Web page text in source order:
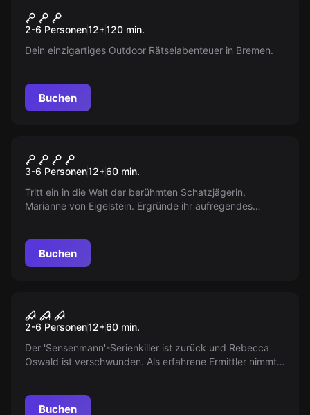
Neu
Outdoor Escape-Tour Bremen
„Viertel Nach“
2-6 Personen12+120 min.
Dein einzigartiges Outdoor Rätselabenteuer in Bremen.
Buchen
Geschichten einer
Schatzjägerin
3-6 Personen12+60 min.
Tritt ein in die Welt der berühmten Schatzjägerin,
Marianne von Eigelstein. Ergründe ihr aufregendes
Buchen
Am seidenen Faden
2-6 Personen12+60 min.
Der 'Sensenmann'-Serienkiller ist zurück und Rebecca
Oswald ist verschwunden. Als erfahrene Ermittler nimmt
Buchen